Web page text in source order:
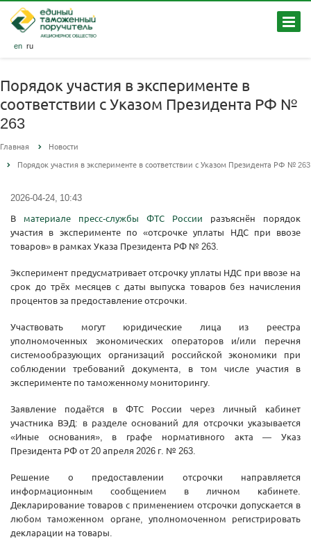
en ru
Порядок участия в эксперименте в
соответствии с Указом Президента РФ №
263
Главная
Новости
Порядок участия в эксперименте в соответствии с Указом Президента РФ № 263
2026-04-24, 10:43
В материале пресс-службы ФТС России разъяснён порядок
участия в эксперименте по «отсрочке уплаты НДС при ввозе
товаров» в рамках Указа Президента РФ № 263.
Эксперимент предусматривает отсрочку уплаты НДС при ввозе на
срок до трёх месяцев с даты выпуска товаров без начисления
процентов за предоставление отсрочки.
Участвовать могут юридические лица из реестра
уполномоченных экономических операторов и/или перечня
системообразующих организаций российской экономики при
соблюдении требований документа, в том числе участия в
эксперименте по таможенному мониторингу.
Заявление подаётся в ФТС России через личный кабинет
участника ВЭД: в разделе оснований для отсрочки указывается
«Иные основания», в графе нормативного акта — Указ
Президента РФ от 20 апреля 2026 г. № 263.
Решение о предоставлении отсрочки направляется
информационным сообщением в личном кабинете.
Декларирование товаров с применением отсрочки допускается в
любом таможенном органе, уполномоченном регистрировать
декларации на товары.